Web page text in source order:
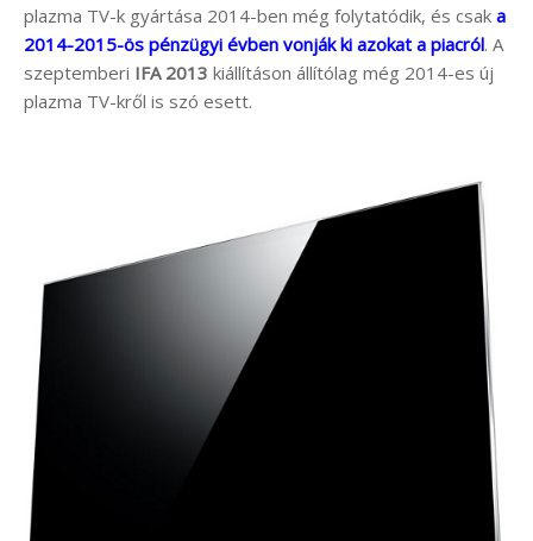
plazma TV-k gyártása 2014-ben még folytatódik, és csak a
2014-2015-ös pénzügyi évben vonják ki azokat a piacról. A
szeptemberi IFA 2013 kiállításon állítólag még 2014-es új
plazma TV-kről is szó esett.